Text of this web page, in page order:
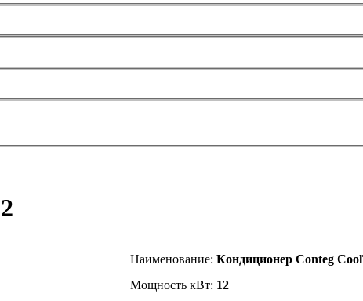
Наименование:Кондиционер Conteg
Мощность кВт: 12